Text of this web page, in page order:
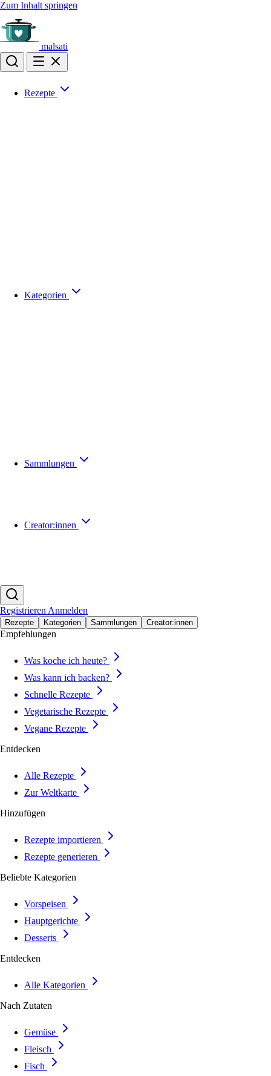
Zum Inhalt springen
malsati
Rezepte
Kategorien
Sammlungen
Creator:innen
Registrieren Anmelden
Rezepte Kategorien Sammlungen Creator:innen
Empfehlungen
Was koche ich heute?
Was kann ich backen?
Schnelle Rezepte
Vegetarische Rezepte
Vegane Rezepte
Entdecken
Alle Rezepte
Zur Weltkarte
Hinzufügen
Rezepte importieren
Rezepte generieren
Beliebte Kategorien
Vorspeisen
Hauptgerichte
Desserts
Entdecken
Alle Kategorien
Nach Zutaten
Gemüse
Fleisch
Fisch